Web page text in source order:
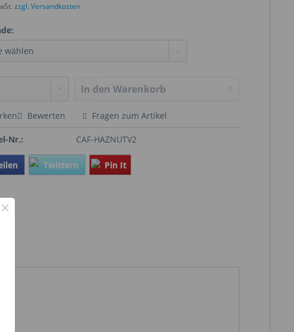
zzgl. Versandkosten
In den Warenkorb
Bewerten Fragen zum Artikel
Nr.: CAF-HAZNUTV2
Twittern Pin It
×